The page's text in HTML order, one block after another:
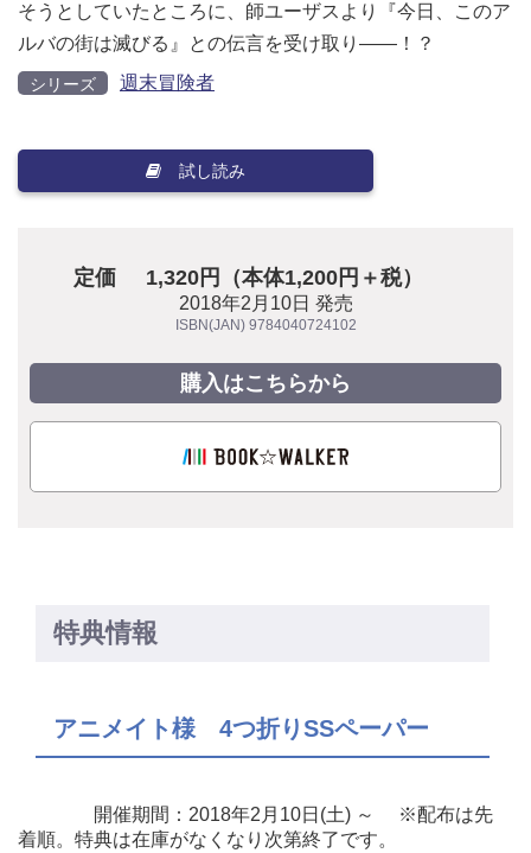
そうとしていたところに、師ユーザスより『今日、このア
ルバの街は滅びる』との伝言を受け取り――！？
シリーズ 週末冒険者
試し読み
定価 1,320円（本体1,200円＋税）
2018年2月10日 発売
ISBN(JAN) 9784040724102
購入はこちらから
特典情報
アニメイト様 4つ折りSSペーパー
開催期間：2018年2月10日(土) ～ ※配布は先
着順。特典は在庫がなくなり次第終了です。